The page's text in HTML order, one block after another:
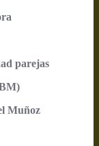
parejas
Muñoz